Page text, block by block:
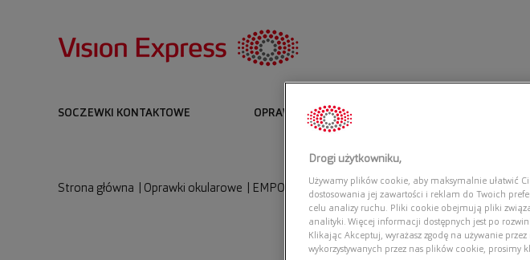
SOCZEWKI KONTAKTOWE OPRAWKI I OKULARY KOREKCYJNE
Strona główna Oprawki okularowe EMPORIO ARMANI 0EA3168 5001
Drogi użytkowniku,
Używamy plików cookie, aby maksymalnie ułatwić
dostosowania jej zawartości i reklam do Twoich
celu analizy ruchu. Pliki cookie obejmują pliki
analityki. Więcej informacji dostępnych jest po
Klikając Akceptuj, wyrażasz zgodę na używanie
wykorzystywanych przez nas plików cookie, prosimy